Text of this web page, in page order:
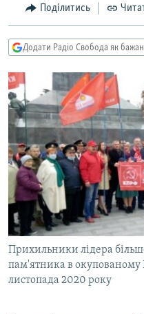
СПОРТ
СВІТ
ТИ ЯК?
КИТАЙ.ВИКЛИКИ
МУЛЬТИМЕДІА
ФОТО
СПЕЦПРОЄКТИ
ПОДКАСТИ
КРИМ РЕАЛІЇ
РУС
УКР
КТАТ
Поділитись
Додати Радіо Свобода як
Прихильники лідера
пам'ятника в окупованому
листопада 2020 року